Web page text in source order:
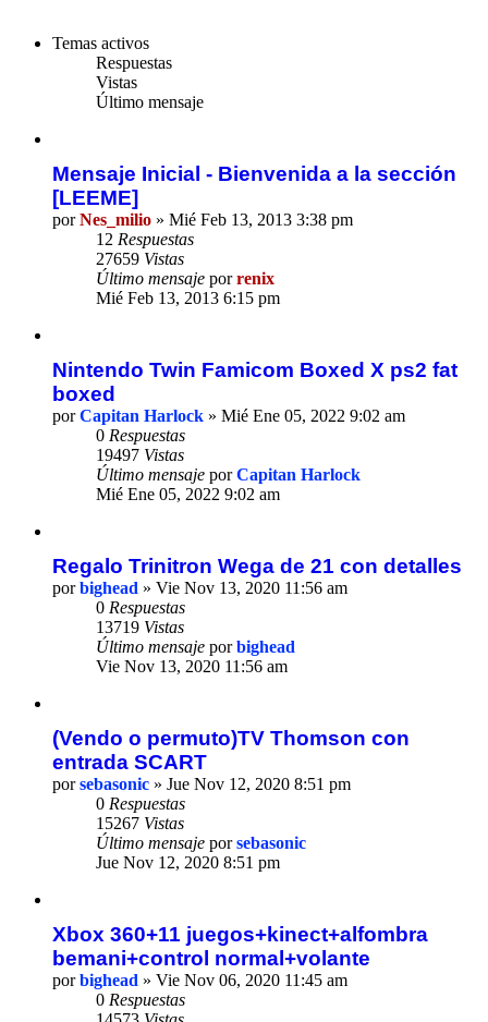
Temas activos
Respuestas
Vistas
Último mensaje
Mensaje Inicial - Bienvenida a la sección
[LEEME]
porNes_milio » Mié Feb 13, 2013 3:38 pm
12 Respuestas
27659 Vistas
Último mensaje porrenix
Mié Feb 13, 2013 6:15 pm
Nintendo Twin Famicom Boxed X ps2 fat
boxed
porCapitan Harlock » Mié Ene 05, 2022 9:02 am
0 Respuestas
19497 Vistas
Último mensaje porCapitan Harlock
Mié Ene 05, 2022 9:02 am
Regalo Trinitron Wega de 21 con detalles
porbighead » Vie Nov 13, 2020 11:56 am
0 Respuestas
13719 Vistas
Último mensaje porbighead
Vie Nov 13, 2020 11:56 am
(Vendo o permuto)TV Thomson con
entrada SCART
porsebasonic » Jue Nov 12, 2020 8:51 pm
0 Respuestas
15267 Vistas
Último mensaje porsebasonic
Jue Nov 12, 2020 8:51 pm
Xbox 360+11 juegos+kinect+alfombra
bemani+control normal+volante
porbighead » Vie Nov 06, 2020 11:45 am
0 Respuestas